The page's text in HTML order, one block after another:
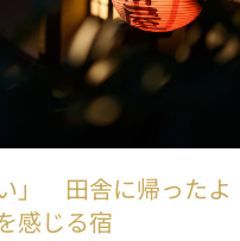
」 田舎に帰ったよ
感じる宿